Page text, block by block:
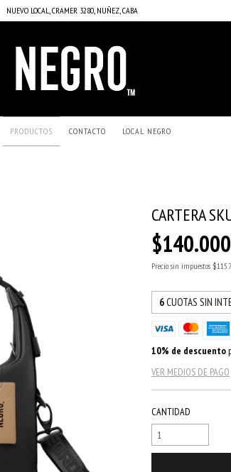
NUEVO LOCAL, CRAMER 3280, NUÑEZ, CABA
PRODUCTOS CONTACTO LOCAL NEGRO
CARTERA
$140.000
Precio sin impuestos
6CUOTAS SIN
10% de descuento
VER MEDIOS DE PAGO
CANTIDAD